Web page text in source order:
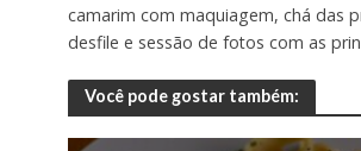
camarim com maquiagem, chá das
desfile e sessão de fotos com as
Você pode gostar também: